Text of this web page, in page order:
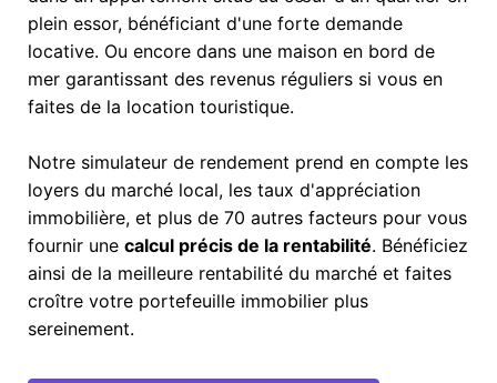
plein essor, bénéficiant d'une forte demande
locative. Ou encore dans une maison en bord de
mer garantissant des revenus réguliers si vous en
faites de la location touristique.
Notre simulateur de rendement prend en compte les
loyers du marché local, les taux d'appréciation
immobilière, et plus de 70 autres facteurs pour vous
fournir une calcul précis de la rentabilité. Bénéficiez
ainsi de la meilleure rentabilité du marché et faites
croître votre portefeuille immobilier plus
sereinement.